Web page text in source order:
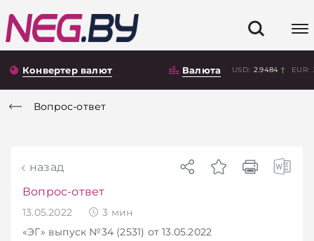
Конвертер валют Валюта USD: 2.9484 EUR:
Вопрос-ответ
назад
Вопрос-ответ
13.05.2022 3 мин
«ЭГ» выпуск №34 (2531) от 13.05.2022